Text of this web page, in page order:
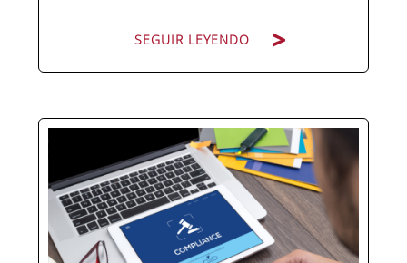
SEGUIR LEYENDO
Hay personas que ocupan puestos de
dirección y hay personas que lideran.
La diferencia no está en el cargo ni en
la antigüedad, sino en un conjunto de
competencias que se pueden
aprender, practicar y medir. Si te